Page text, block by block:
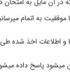
موفقیت به اتمام